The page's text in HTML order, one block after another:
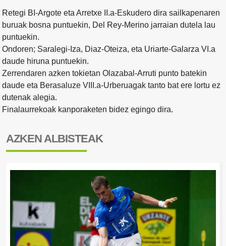
Retegi BI-Argote eta Arretxe II.a-Eskudero dira sailkapenaren
buruak bosna puntuekin, Del Rey-Merino jarraian dutela lau
puntuekin.
Ondoren; Saralegi-Iza, Diaz-Oteiza, eta Uriarte-Galarza VI.a
daude hiruna puntuekin.
Zerrendaren azken tokietan Olazabal-Arruti punto batekin
daude eta Berasaluze VIII.a-Urberuagak tanto bat ere lortu ez
dutenak alegia.
Finalaurrekoak kanporaketen bidez egingo dira.
AZKEN ALBISTEAK